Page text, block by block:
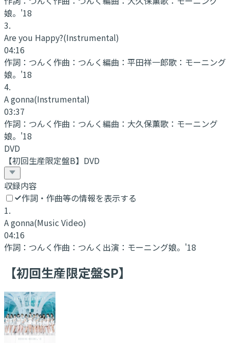
娘。'18
3.
Are you Happy?(Instrumental)
04:16
作詞： つんく作曲： つんく編曲： 平田祥一郎歌： モーニング
娘。'18
4.
A gonna(Instrumental)
03:37
作詞： つんく作曲： つんく編曲： 大久保薫歌： モーニング
娘。'18
DVD
【初回生産限定盤B】DVD
収録内容
作詞・作曲等の情報を表示する
1.
A gonna(Music Video)
04:16
作詞： つんく作曲： つんく 出演： モーニング娘。'18
【初回生産限定盤SP】